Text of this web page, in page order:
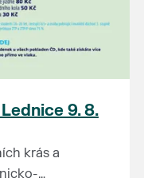
9. 8.
krás a